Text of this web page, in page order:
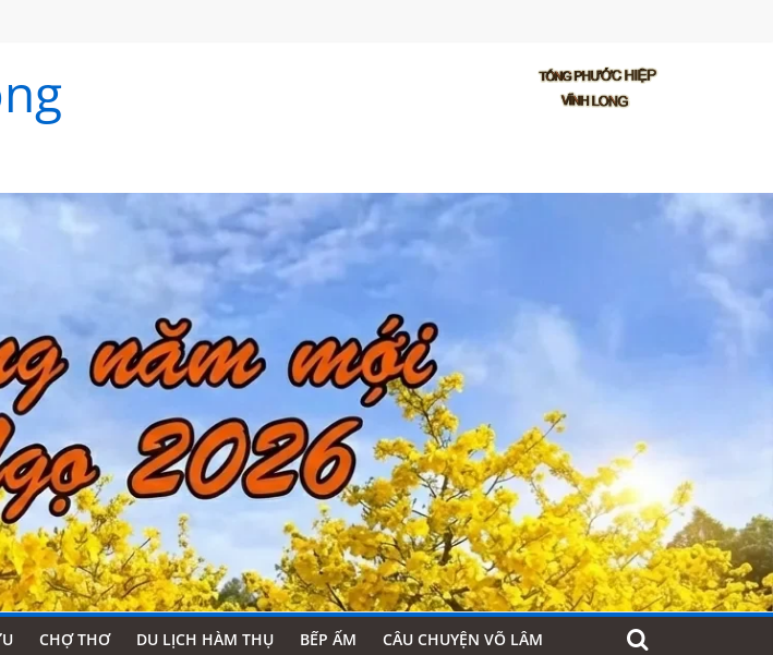
CHỢ THƠ DU LỊCH HÀM THỤ BẾP ẤM CÂU CHUYỆN VÕ LÂM